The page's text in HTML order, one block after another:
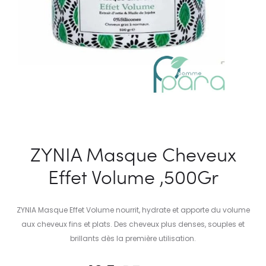
ZYNIA Masque Cheveux
Effet Volume ,500Gr
ZYNIA Masque Effet Volume nourrit, hydrate et apporte du volume
aux cheveux fins et plats. Des cheveux plus denses, souples et
brillants dès la première utilisation.